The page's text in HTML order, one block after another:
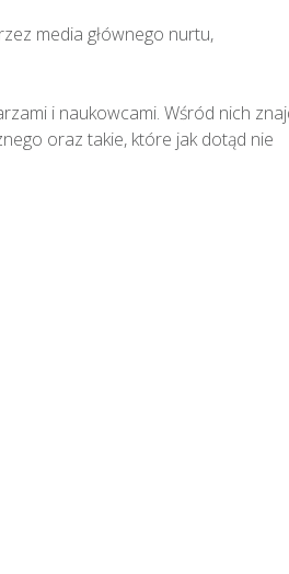
media głównego nurtu,
i naukowcami. Wśród nich
oraz takie, które jak dotąd nie